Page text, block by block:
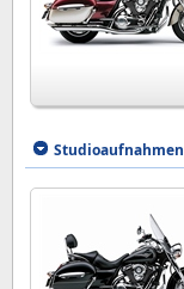
Studioaufnahmen